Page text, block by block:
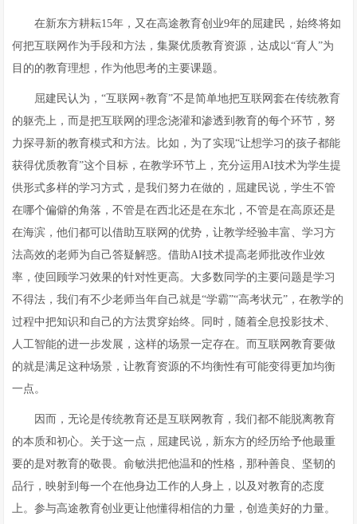
在新东方耕耘15年，又在高途教育创业9年的屈建民，始终将如
何把互联网作为手段和方法，集聚优质教育资源，达成以“育人”为
目的的教育理想，作为他思考的主要课题。
屈建民认为，“互联网+教育”不是简单地把互联网套在传统教育
的躯壳上，而是把互联网的理念浇灌和渗透到教育的每个环节，努
力探寻新的教育模式和方法。比如，为了实现“让想学习的孩子都能
获得优质教育”这个目标，在教学环节上，充分运用AI技术为学生提
供形式多样的学习方式，是我们努力在做的，屈建民说，学生不管
在哪个偏僻的角落，不管是在西北还是在东北，不管是在高原还是
在海滨，他们都可以借助互联网的优势，让教学经验丰富、学习方
法高效的老师为自己答疑解惑。借助AI技术提高老师批改作业效
率，使回顾学习效果的针对性更高。大多数同学的主要问题是学习
不得法，我们有不少老师当年自己就是“学霸”“高考状元”，在教学的
过程中把知识和自己的方法贯穿始终。同时，随着全息投影技术、
人工智能的进一步发展，这样的场景一定存在。而互联网教育要做
的就是满足这种场景，让教育资源的不均衡性有可能变得更加均衡
一点。
因而，无论是传统教育还是互联网教育，我们都不能脱离教育
的本质和初心。关于这一点，屈建民说，新东方的经历给予他最重
要的是对教育的敬畏。俞敏洪把他温和的性格，那种善良、坚韧的
品行，映射到每一个在他身边工作的人身上，以及对教育的态度
上。参与高途教育创业更让他懂得相信的力量，创造美好的力量。